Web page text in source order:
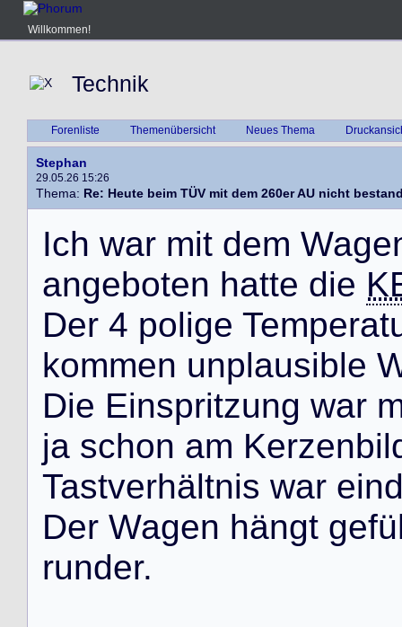
Willkommen!
Technik
Forenliste Themenübersicht Neues Thema
Stephan
29.05.26 15:26
Thema: Re: Heute beim TÜV mit dem 260er AU nicht
Ich war mit dem Wage
angeboten hatte die
Der 4 polige Temperat
kommen unplausible
Die Einspritzung war
ja schon am Kerzenbil
Tastverhältnis war ein
Der Wagen hängt gefü
runder.